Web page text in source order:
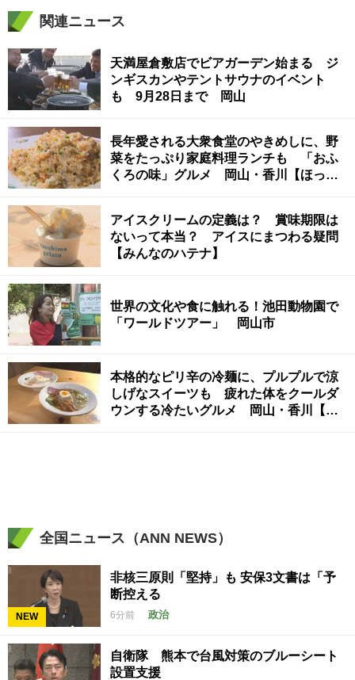
関連ニュース
天満屋倉敷店でビアガーデン始まる ジ
ンギスカンやテントサウナのイベント
も 9月28日まで 岡山
長年愛される大衆食堂のやきめしに、野
菜をたっぷり家庭料理ランチも 「おふ
くろの味」グルメ 岡山・香川【ほっと
アイスクリームの定義は？ 賞味期限は
ないって本当？ アイスにまつわる疑問
【みんなのハテナ】
世界の文化や食に触れる！池田動物園で
「ワールドツアー」 岡山市
本格的なピリ辛の冷麺に、プルプルで涼
しげなスイーツも 疲れた体をクールダ
ウンする冷たいグルメ 岡山・香川【ほ
全国ニュース（ANN NEWS）
NEW
非核三原則「堅持」も 安保3文書は「予
断控える
6分前 政治
自衛隊 熊本で台風対策のブルーシート
設置支援